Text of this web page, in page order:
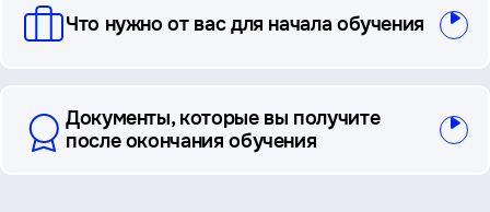
Что нужно от вас для начала обучения
Документы, которые вы получите
после окончания обучения